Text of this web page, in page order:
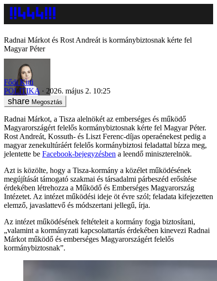
Radnai Márkot és Rost Andreát is kormánybiztosnak kérte fel
Magyar Péter
Fődi Kitti
POLITIKA
2026. május 2. 10:25
Megosztás
Radnai Márkot, a Tisza alelnökét az emberséges és működő
Magyarországért felelős kormánybiztosnak kérte fel Magyar Péter.
Rost Andreát, Kossuth- és Liszt Ferenc-díjas operaénekest pedig a
magyar zenekultúráért felelős kormánybiztosi feladattal bízza meg,
jelentette be Facebook-bejegyzésben a leendő miniszterelnök.
Azt is közölte, hogy a Tisza-kormány a közélet működésének
megújítását támogató szakmai és társadalmi párbeszéd erősítése
érdekében létrehozza a Működő és Emberséges Magyarország
Intézetet. Az intézet működési ideje öt évre szól; feladata kifejezetten
elemző, javaslattevő és módszertani jellegű, írja.
Az intézet működésének feltételeit a kormány fogja biztosítani,
„valamint a kormányzati kapcsolattartás érdekében kinevezi Radnai
Márkot működő és emberséges Magyarországért felelős
kormánybiztosnak”.